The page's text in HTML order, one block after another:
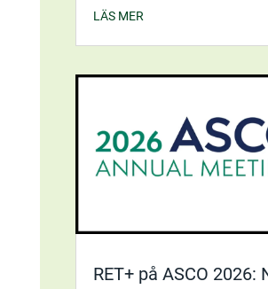
LÄS MER
RET+ på ASCO 2026: